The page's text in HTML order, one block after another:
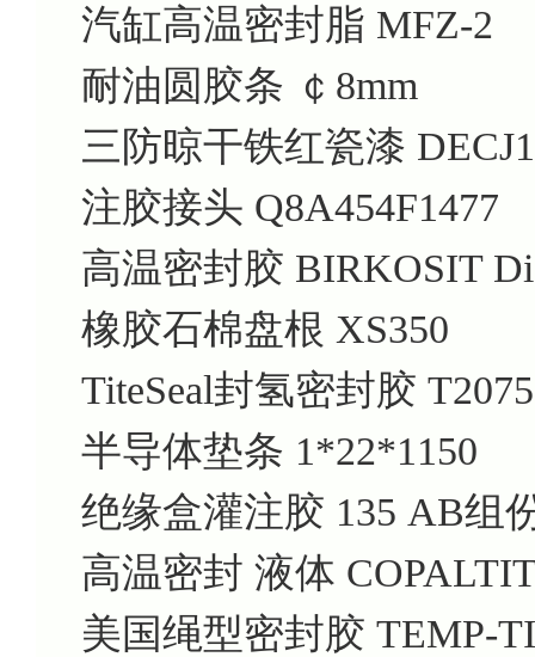
汽缸高温密封脂 MFZ-2
耐油圆胶条 ￠8mm
三防晾干铁红瓷漆
注胶接头 Q8A454F1477
高温密封胶 BIRKOSIT
橡胶石棉盘根 XS350
TiteSeal封氢密封胶 T2075
半导体垫条 1*22*1150
绝缘盒灌注胶 135 AB组
高温密封 液体
美国绳型密封胶 TEMP-